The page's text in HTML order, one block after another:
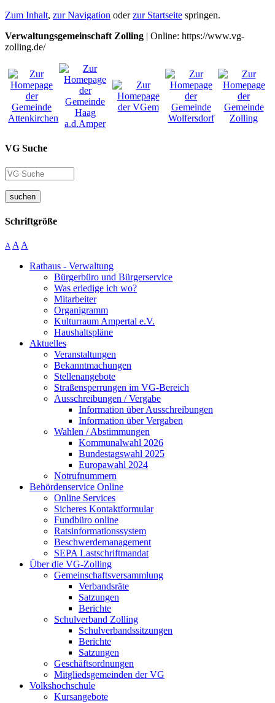
Zum Inhalt, zur Navigation oderzur Startseite springen.
Verwaltungsgemeinschaft Zolling | Online: https://www.vg-
zolling.de/
VG Suche
suchen
Schriftgröße
A A A
Rathaus - Verwaltung
Bürgerbüro und Bürgerservice
Was erledige ich wo?
Mitarbeiter
Organigramm
Kulturraum Ampertal e.V.
Haushaltspläne
Aktuelles
Veranstaltungen
Bekanntmachungen
Stellenangebote
Straßensperrungen im VG-Bereich
Ausschreibungen / Vergabe
Information über Ausschreibungen
Information über Vergaben
Wahlen / Abstimmungen
Kommunalwahl 2026
Bundestagswahl 2025
Europawahl 2024
Notrufnummern
Behördenservice Online
Online Services
Sicheres Kontaktformular
Fundbüro online
Ratsinformationssystem
Beschwerdemanagement
SEPA Lastschriftmandat
Über die VG-Zolling
Gemeinschaftsversammlung
Verbandsräte
Satzungen
Berichte
Schulverband Zolling
Schulverbandssitzungen
Berichte
Satzungen
Geschäftsordnungen
Mitgliedsgemeinden der VG
Volkshochschule
Kursangebote